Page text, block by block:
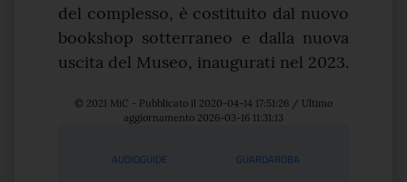
del complesso, è costituito dal nuovo
bookshop sotterraneo e dalla nuova
uscita del Museo, inaugurati nel 2023.
© 2021 MiC - Pubblicato il 2020-04-14 17:51:26 / Ultimo
aggiornamento 2026-03-16 11:31:13
AUDIOGUIDE GUARDAROBA